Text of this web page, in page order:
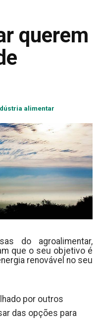
querem
alimentar
do agroalimentar,
que o seu objetivo é
renovável no seu
por outros
das opções para